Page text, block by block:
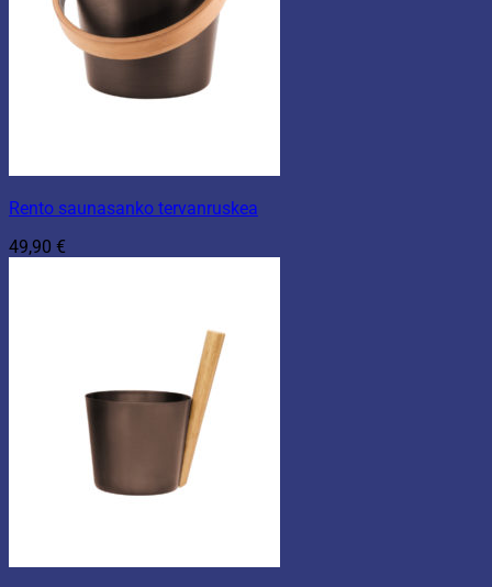
Rento saunasanko tervanruskea
49,90 €